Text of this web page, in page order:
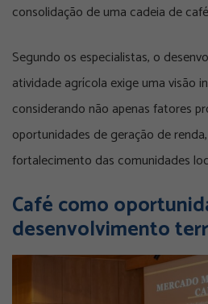
consolidação de uma cadeia de
Segundo os especialistas, o
atividade agrícola exige uma visão
considerando não apenas fatores
oportunidades de geração de
fortalecimento das comunidades
Café como
desenvolvimento